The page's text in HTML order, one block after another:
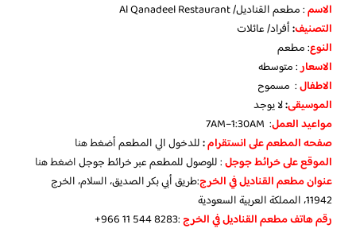
الاسم: مطعم القناديل/ Al Qanadeel Restaurant
التصنيف:أفراد/ عائلات
النوع: مطعم
الاسعار: متوسطه
الاطفال: مسموح
الموسيقى:لا يوجد
مواعيد العمل: 7AM–1:30AM
صفحه المطعم على انستقرام:للدخول الي المطعمأضغط هنا
الموقع على خرائط جوجل: للوصول للمطعم عبر خرائط جوجلاضغط هنا
عنوان مطعم القناديل في الخرج:طريق أبي بكر الصديق، السلام، الخرج
11942، المملكة العربية السعودية
رقم هاتف مطعم القناديل في الخرج:‪+966 11 544 8283‬‏